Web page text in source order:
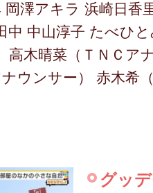
岡澤アキラ 浜崎日香
中 中山淳子 たべひ
高木晴菜（ＴＮＣア
ウンサー） 赤木希
グッ